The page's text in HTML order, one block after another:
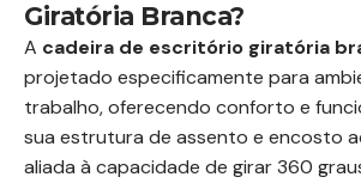
Giratória Branca?
A cadeira de escritório giratória
projetado especificamente para
trabalho, oferecendo conforto e
sua estrutura de assento e encosto
aliada à capacidade de girar 360